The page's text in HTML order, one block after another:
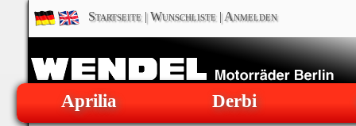
Startseite|Wunschliste|Anmelden
Aprilia Derbi